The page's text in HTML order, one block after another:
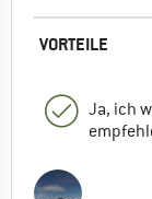
VORTEILE
Ja, ich